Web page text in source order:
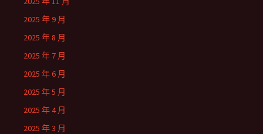
2025 年 9 月
2025 年 8 月
2025 年 7 月
2025 年 6 月
2025 年 5 月
2025 年 4 月
2025 年 3 月